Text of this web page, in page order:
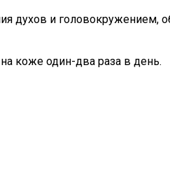
духов и головокружением,
коже один-два раза в день.